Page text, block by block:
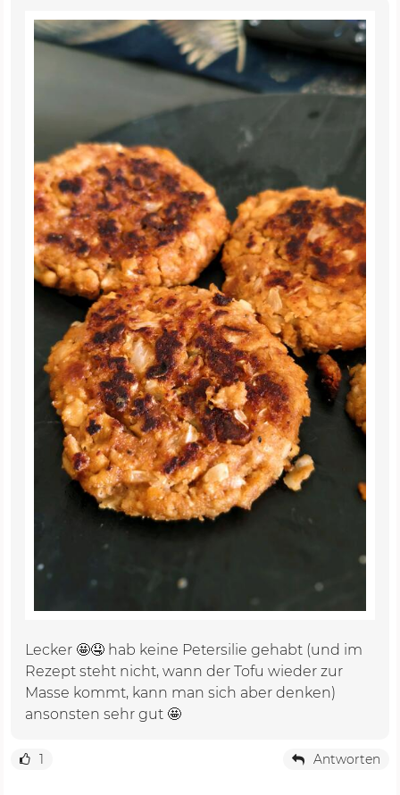
Lecker 🤩🤤 hab keine Petersilie gehabt (und im
Rezept steht nicht, wann der Tofu wieder zur
Masse kommt, kann man sich aber denken)
ansonsten sehr gut 🤩
1 Antworten